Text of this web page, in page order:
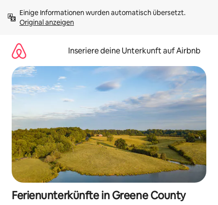
Inhalten
springenOriginal anzeigen
Inseriere deine Unterkunft auf Airbnb
Ferienunterkünfte in Greene County